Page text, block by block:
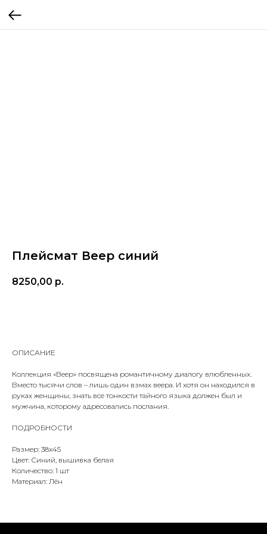
Плейсмат Веер синий
8250,00 р.
ОПИСАНИЕ
Коллекция «Веер» посвящена романтичному диалогу влюбленных.
Вместо тысячи слов – лишь один взмах веера. И хотя он находился в
руках женщины, знать все тонкости тайного языка должен был и
мужчина, которому адресовались послания.
ПОДРОБНОСТИ
Размер: 38х45
Цвет: Синий, вышивка белая
Количество: 1 шт
Материал: Лён